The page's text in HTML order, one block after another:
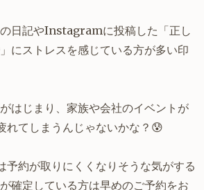
日記やInstagramに投稿した「正し
にストレスを感じている方が多い印
はじまり、家族や会社のイベントが
れてしまうんじゃないかな？😰
予約が取りにくくなりそうな気がする
確定している方は早めのご予約をお